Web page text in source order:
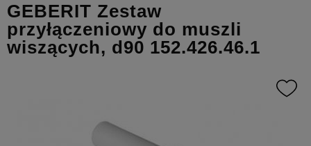
GEBERIT Zestaw
przyłączeniowy do muszli
wiszących, d90 152.426.46.1